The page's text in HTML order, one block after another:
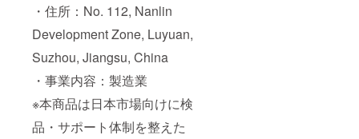
・住所：No. 112, Nanlin
Development Zone, Luyuan,
Suzhou, Jiangsu, China
・事業内容：製造業
※本商品は日本市場向けに検
品・サポート体制を整えた